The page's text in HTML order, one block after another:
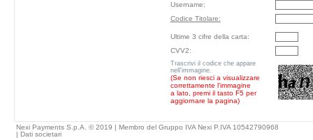
Username:
Codice Titolare:
Ultime 3 cifre della carta:
CVV2:
Trascrivi il codice che appare
nell'immagine.
(Se non riesci a visualizzare
correttamente l'immagine
a lato, premi il tasto F5 per
aggiornare la pagina)
Nexi Payments S.p.A. © 2019 | Membro del Gruppo IVA Nexi P.IVA 10542790968
| Dati societari